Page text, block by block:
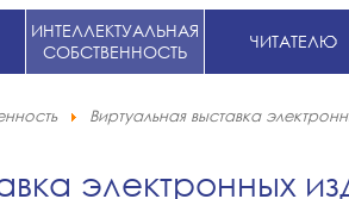
ИНТЕЛЛЕКТУАЛЬНАЯ
СОБСТВЕННОСТЬ
ЧИТАТЕЛЮ
Виртуальная выставка
электронных